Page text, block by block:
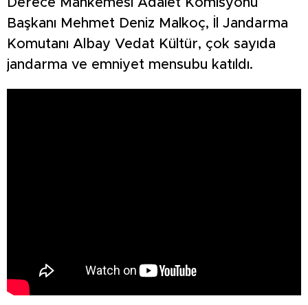
Derece Mahkemesi Adalet Komisyonu
Başkanı Mehmet Deniz Malkoç, İl Jandarma
Komutanı Albay Vedat Kültür, çok sayıda
jandarma ve emniyet mensubu katıldı.